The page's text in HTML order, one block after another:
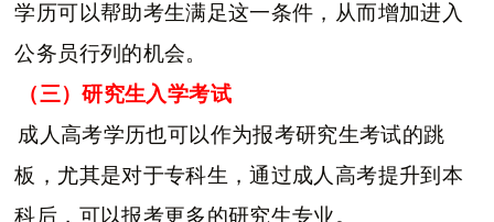
学历可以帮助考生满足这一条件，从而增加进入
公务员行列的机会。
（三）研究生入学考试
成人高考学历也可以作为报考研究生考试的跳
板，尤其是对于专科生，通过成人高考提升到本
科后，可以报考更多的研究生专业。